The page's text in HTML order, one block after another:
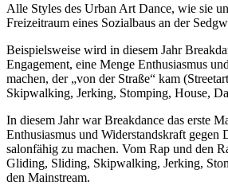
Alle Styles des Urban Art Dance, wie sie
Freizeitraum eines Sozialbaus an der
Beispielsweise wird in diesem Jahr
Engagement, eine Menge Enthusiasmus
machen, der „von der Straße“ kam
Skipwalking, Jerking, Stomping, House,
In diesem Jahr war Breakdance das erste
Enthusiasmus und Widerstandskraft
salonfähig zu machen. Vom Rap und den
Gliding, Sliding, Skipwalking, Jerking,
den Mainstream.